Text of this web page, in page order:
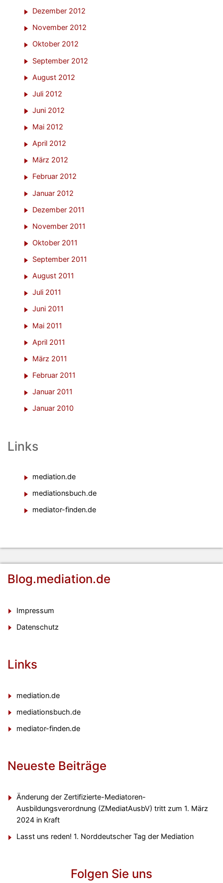
Dezember 2012
November 2012
Oktober 2012
September 2012
August 2012
Juli 2012
Juni 2012
Mai 2012
April 2012
März 2012
Februar 2012
Januar 2012
Dezember 2011
November 2011
Oktober 2011
September 2011
August 2011
Juli 2011
Juni 2011
Mai 2011
April 2011
März 2011
Februar 2011
Januar 2011
Januar 2010
Links
mediation.de
mediationsbuch.de
mediator-finden.de
Blog.mediation.de
Impressum
Datenschutz
Links
mediation.de
mediationsbuch.de
mediator-finden.de
Neueste Beiträge
Änderung der Zertifizierte-Mediatoren-
Ausbildungsverordnung (ZMediatAusbV) tritt zum 1. März
2024 in Kraft
Lasst uns reden! 1. Norddeutscher Tag der Mediation
Folgen Sie uns